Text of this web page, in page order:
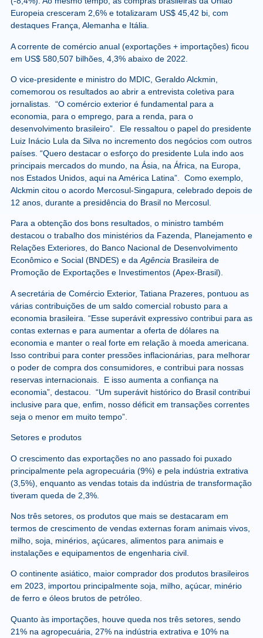
Europeia cresceram 2,6% e totalizaram US$ 45,42 bi, com
destaques França, Alemanha e Itália.
A corrente de comércio anual (exportações + importações) ficou
em US$ 580,507 bilhões, 4,3% abaixo de 2022.
O vice-presidente e ministro do MDIC, Geraldo Alckmin,
comemorou os resultados ao abrir a entrevista coletiva para
jornalistas. “O comércio exterior é fundamental para a
economia, para o emprego, para a renda, para o
desenvolvimento brasileiro”. Ele ressaltou o papel do presidente
Luiz Inácio Lula da Silva no incremento dos negócios com outros
países. “Quero destacar o esforço do presidente Lula indo aos
principais mercados do mundo, na Ásia, na África, na Europa,
nos Estados Unidos, aqui na América Latina”. Como exemplo,
Alckmin citou o acordo Mercosul-Singapura, celebrado depois de
12 anos, durante a presidência do Brasil no Mercosul.
Para a obtenção dos bons resultados, o ministro também
destacou o trabalho dos ministérios da Fazenda, Planejamento e
Relações Exteriores, do Banco Nacional de Desenvolvimento
Econômico e Social (BNDES) e daAgênciaBrasileira de
Promoção de Exportações e Investimentos (Apex-Brasil).
A secretária de Comércio Exterior, Tatiana Prazeres, pontuou as
várias contribuições de um saldo comercial robusto para a
economia brasileira. “Esse superávit expressivo contribui para as
contas externas e para aumentar a oferta de dólares na
economia e manter o real forte em relação à moeda americana.
Isso contribui para conter pressões inflacionárias, para melhorar
o poder de compra dos consumidores, e contribui para nossas
reservas internacionais. E isso aumenta a confiança na
economia”, destacou. “Um superávit histórico do Brasil contribui
inclusive para que, enfim, nosso déficit em transações correntes
seja o menor em muito tempo”.
Setores e produtos
O crescimento das exportações no ano passado foi puxado
principalmente pela agropecuária (9%) e pela indústria extrativa
(3,5%), enquanto as vendas totais da indústria de transformação
tiveram queda de 2,3%.
Nos três setores, os produtos que mais se destacaram em
termos de crescimento de vendas externas foram animais vivos,
milho, soja, minérios, açúcares, alimentos para animais e
instalações e equipamentos de engenharia civil.
O continente asiático, maior comprador dos produtos brasileiros
em 2023, importou principalmente soja, milho, açúcar, minério
de ferro e óleos brutos de petróleo.
Quanto às importações, houve queda nos três setores, sendo
21% na agropecuária, 27% na indústria extrativa e 10% na